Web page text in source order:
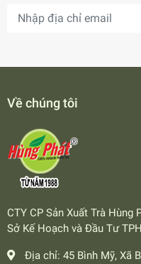
Về chúng tôi
CTY CP Sản Xuất Trà Hùng
Sở Kế Hoạch và Đầu Tư
Địa chỉ: 45 Bình Mỹ, Xã